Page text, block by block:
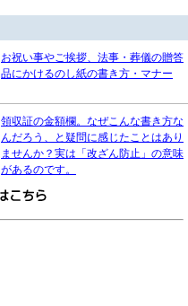
お祝い事やご挨拶、法事・葬儀の贈答
品にかけるのし紙の書き方・マナー
領収証の金額欄。なぜこんな書き方な
んだろう、と疑問に感じたことはあり
ませんか？実は「改ざん防止」の意味
があるのです。